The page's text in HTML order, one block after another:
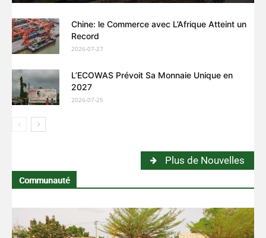
Chine: le Commerce avec L’Afrique Atteint un
Record
2026-07-27
L’ECOWAS Prévoit Sa Monnaie Unique en
2027
2026-07-25
Plus de Nouvelles
Communauté